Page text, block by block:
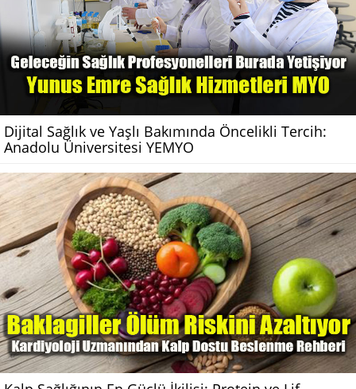
Dijital Sağlık ve Yaşlı Bakımında Öncelikli Tercih:
Anadolu Üniversitesi YEMYO